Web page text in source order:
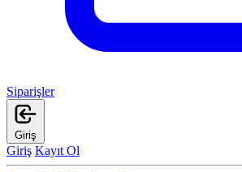
Siparişler
Giriş
Giriş Kayıt Ol